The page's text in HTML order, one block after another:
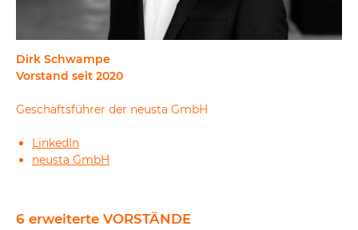
Dirk Schwampe
Vorstand seit 2020
Geschäftsführer der neusta GmbH
LinkedIn
neusta GmbH
6 erweiterte VORSTÄNDE